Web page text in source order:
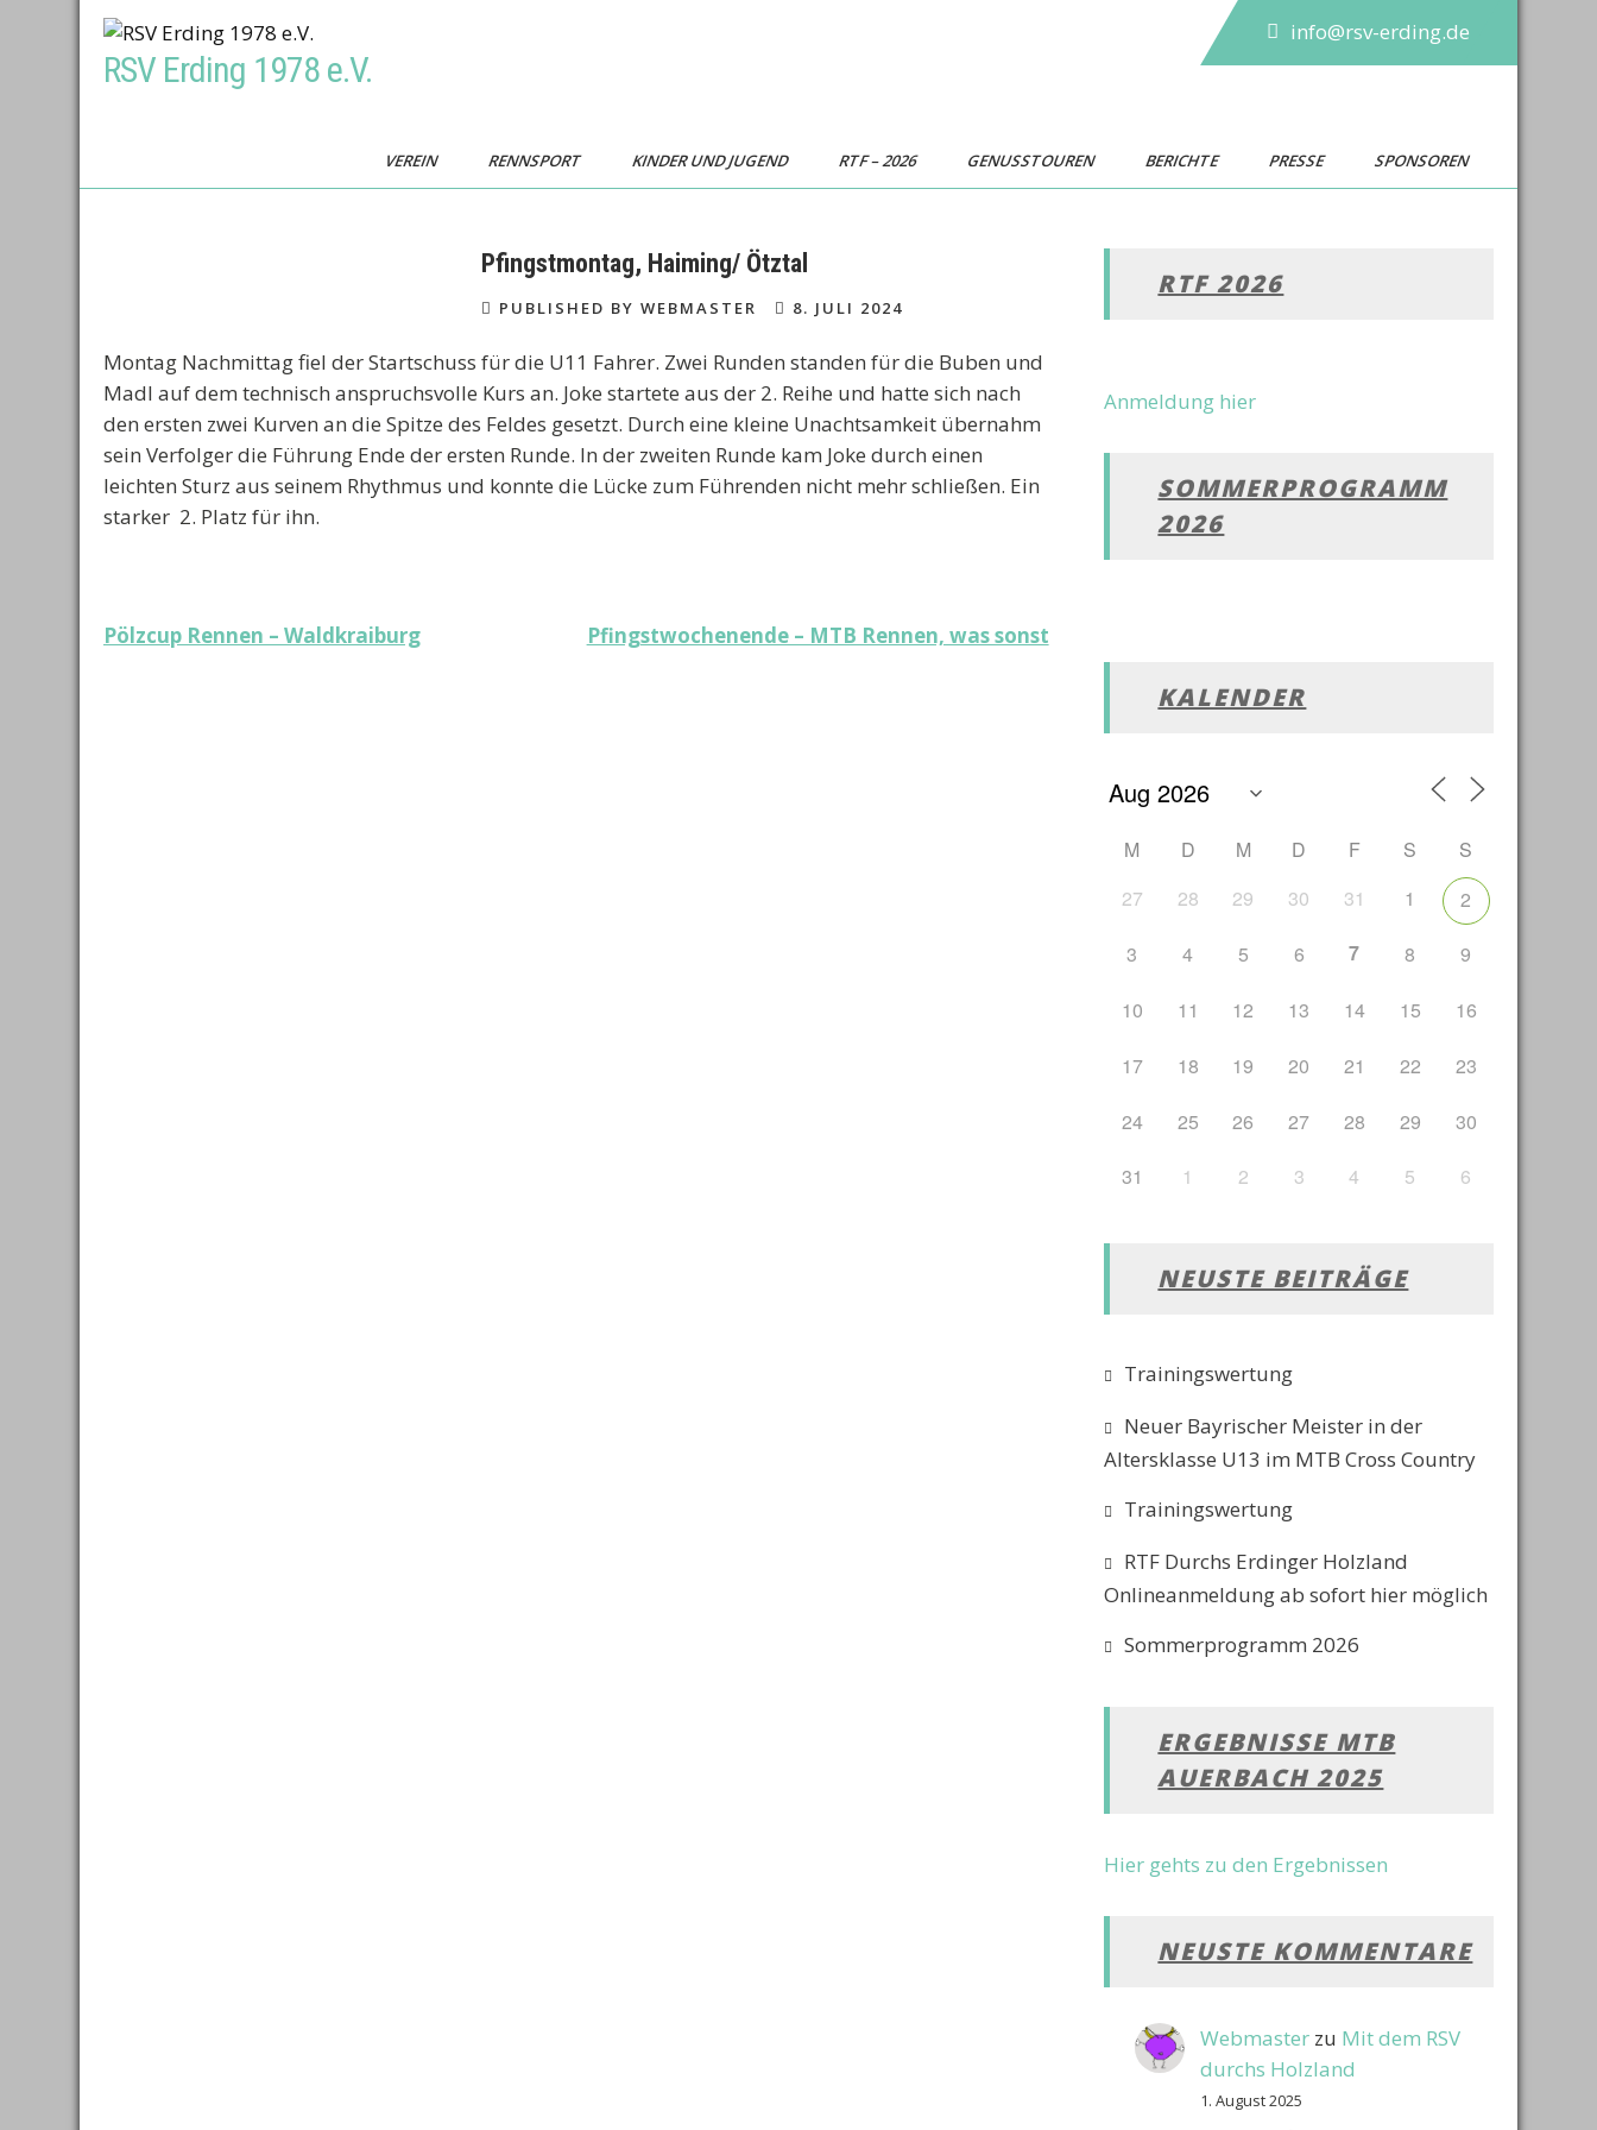
RSV Erding 1978 e.V.
info@rsv-erding.de
VEREIN RENNSPORT KINDER UND JUGEND RTF – 2026 GENUSSTOUREN BERICHTE PRESSE SPONSOREN
Pfingstmontag, Haiming/ Ötztal
PUBLISHED BY WEBMASTER 8. JULI 2024
Montag Nachmittag fiel der Startschuss für die U11 Fahrer. Zwei Runden standen für die Buben und
Madl auf dem technisch anspruchsvolle Kurs an. Joke startete aus der 2. Reihe und hatte sich nach
den ersten zwei Kurven an die Spitze des Feldes gesetzt. Durch eine kleine Unachtsamkeit übernahm
sein Verfolger die Führung Ende der ersten Runde. In der zweiten Runde kam Joke durch einen
leichten Sturz aus seinem Rhythmus und konnte die Lücke zum Führenden nicht mehr schließen. Ein
starker 2. Platz für ihn.
Beitragsnavigation
Pölzcup Rennen – Waldkraiburg Pfingstwochenende – MTB Rennen, was sonst
RTF 2026
Anmeldung hier
SOMMERPROGRAMM
2026
KALENDER
M D M D F S
S
27
28 29 30 31 1
2
3
4 5 6 7 8 9
10 11 12 13 14 15 16
17 18 19 20 21 22 23
24 25 26 27 28 29 30
31 1 2 3 4 5 6
NEUSTE BEITRÄGE
Trainingswertung
Neuer Bayrischer Meister in der
Altersklasse U13 im MTB Cross Country
Trainingswertung
RTF Durchs Erdinger Holzland
Onlineanmeldung ab sofort hier möglich
Sommerprogramm 2026
ERGEBNISSE MTB
AUERBACH 2025
Hier gehts zu den Ergebnissen
NEUSTE KOMMENTARE
Webmaster zu Mit dem RSV
durchs Holzland
1. August 2025